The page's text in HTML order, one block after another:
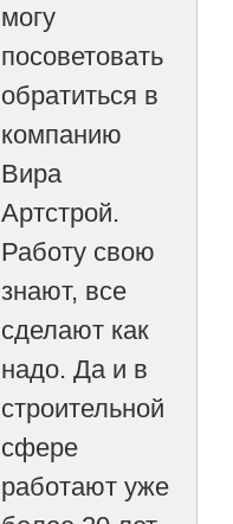
могу
посоветовать
обратиться в
компанию
Вира
Артстрой.
Работу свою
знают, все
сделают как
надо. Да и в
строительной
сфере
работают уже